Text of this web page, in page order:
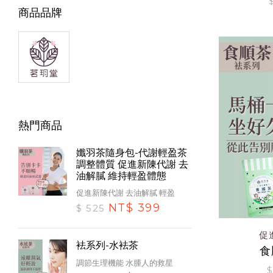
商品品牌
熱門商品
孅羽茶隨身包-代謝輕盈茶
調整體質 促進新陳代謝 去
油解膩 維持輕盈體態
促進新陳代謝 去油解膩 輕盈
$ 525 NT$ 399
袪系列-水袪茶
調節生理機能 水腫人的救星
促